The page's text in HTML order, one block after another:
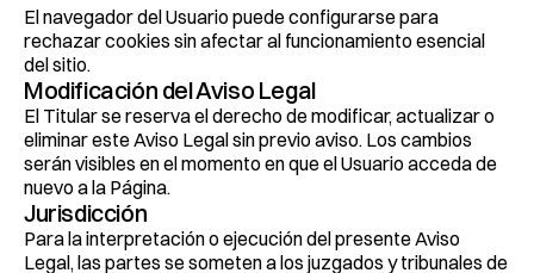
El navegador del Usuario puede configurarse para
rechazar cookies sin afectar al funcionamiento esencial
del sitio.
Modificación del Aviso Legal
El Titular se reserva el derecho de modificar, actualizar o
eliminar este Aviso Legal sin previo aviso. Los cambios
serán visibles en el momento en que el Usuario acceda de
nuevo a la Página.
Jurisdicción
Para la interpretación o ejecución del presente Aviso